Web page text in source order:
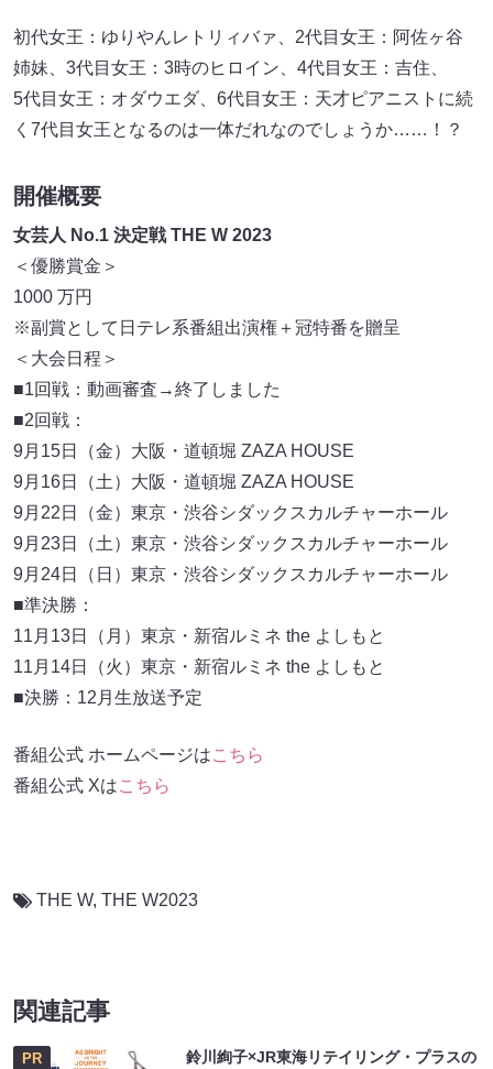
初代女王：ゆりやんレトリィバァ、2代目女王：阿佐ヶ谷
姉妹、3代目女王：3時のヒロイン、4代目女王：吉住、
5代目女王：オダウエダ、6代目女王：天才ピアニストに続
く7代目女王となるのは一体だれなのでしょうか……！？
開催概要
女芸人 No.1 決定戦 THE W 2023
＜優勝賞金＞
1000 万円
※副賞として日テレ系番組出演権＋冠特番を贈呈
＜大会日程＞
■1回戦：動画審査→終了しました
■2回戦：
9月15日（金）大阪・道頓堀 ZAZA HOUSE
9月16日（土）大阪・道頓堀 ZAZA HOUSE
9月22日（金）東京・渋谷シダックスカルチャーホール
9月23日（土）東京・渋谷シダックスカルチャーホール
9月24日（日）東京・渋谷シダックスカルチャーホール
■準決勝：
11月13日（月）東京・新宿ルミネ the よしもと
11月14日（火）東京・新宿ルミネ the よしもと
■決勝：12月生放送予定
番組公式 ホームページはこちら
番組公式 Xはこちら
THE W, THE W2023
関連記事
PR
鈴川絢子×JR東海リテイリング・プラスの